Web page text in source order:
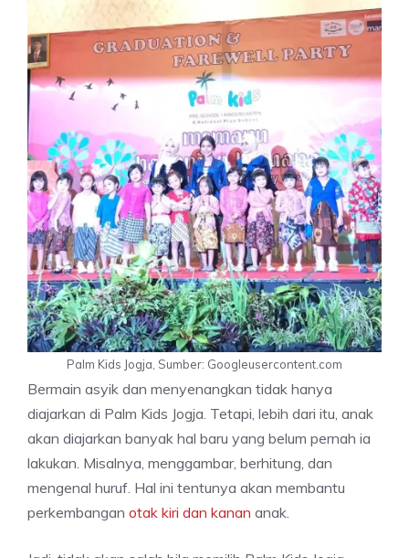
Palm Kids Jogja, Sumber: Googleusercontent.com
Bermain asyik dan menyenangkan tidak hanya
diajarkan di Palm Kids Jogja. Tetapi, lebih dari itu, anak
akan diajarkan banyak hal baru yang belum pernah ia
lakukan. Misalnya, menggambar, berhitung, dan
mengenal huruf. Hal ini tentunya akan membantu
perkembangan otak kiri dan kanan anak.